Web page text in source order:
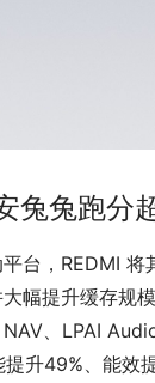
兔兔跑分
台，REDMI
提升缓存规
、LPAI
升49%、能